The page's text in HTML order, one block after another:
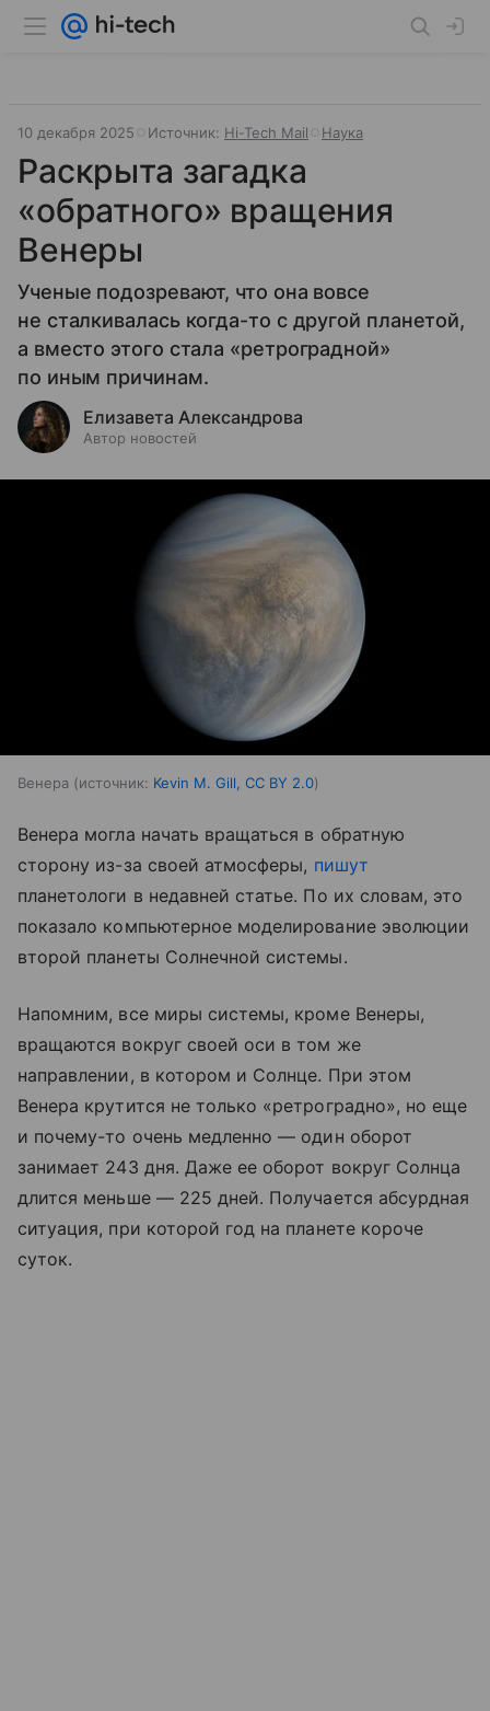
10 декабря 2025 Источник: Hi-Tech Mail Наука
Раскрыта загадка
«обратного» вращения
Венеры
Ученые подозревают, что она вовсе
не сталкивалась когда-то с другой планетой,
а вместо этого стала «ретроградной»
по иным причинам.
Елизавета Александрова
Автор новостей
Венера источник: Kevin M. Gill, CC BY 2.0
Венера могла начать вращаться в обратную
сторону из-за своей атмосферы, пишут
планетологи в недавней статье. По их словам, это
показало компьютерное моделирование эволюции
второй планеты Солнечной системы.
Напомним, все миры системы, кроме Венеры,
вращаются вокруг своей оси в том же
направлении, в котором и Солнце. При этом
Венера крутится не только «ретроградно», но еще
и почему-то очень медленно — один оборот
занимает 243 дня. Даже ее оборот вокруг Солнца
длится меньше — 225 дней. Получается абсурдная
ситуация, при которой год на планете короче
суток.